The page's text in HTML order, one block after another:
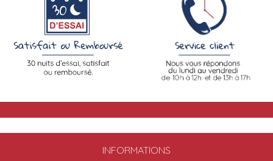
INFORMATIONS